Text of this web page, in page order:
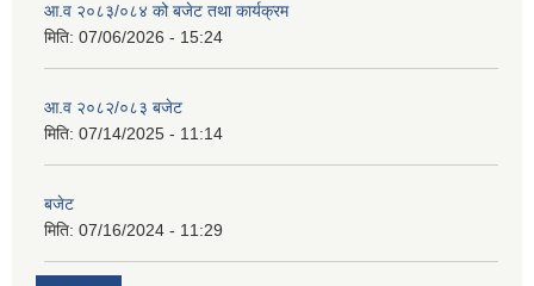
आ.व २०८३/०८४ को बजेट तथा कार्यक्रम
मिति: 07/06/2026 - 15:24
आ.व २०८२/०८३ बजेट
मिति: 07/14/2025 - 11:14
बजेट
मिति: 07/16/2024 - 11:29